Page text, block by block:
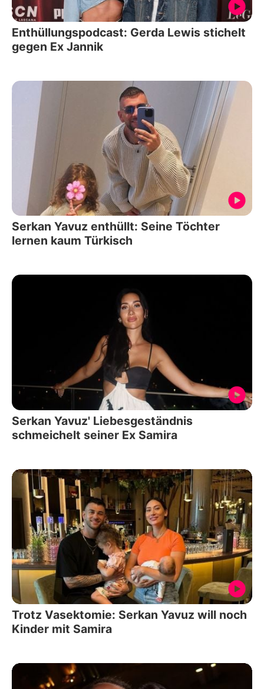
Enthüllungspodcast: Gerda Lewis stichelt
gegen Ex Jannik
Serkan Yavuz enthüllt: Seine Töchter
lernen kaum Türkisch
Serkan Yavuz' Liebesgeständnis
schmeichelt seiner Ex Samira
Trotz Vasektomie: Serkan Yavuz will noch
Kinder mit Samira